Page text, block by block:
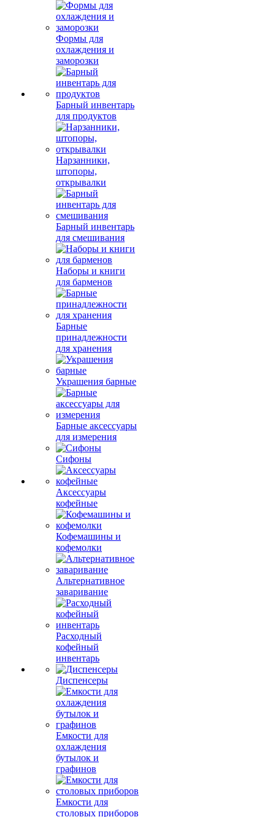
Формы для
охлаждения и
заморозки
Барный инвентарь
для продуктов
Нарзанники,
штопоры,
открывалки
Барный инвентарь
для смешивания
Наборы и книги
для барменов
Барные
принадлежности
для хранения
Украшения барные
Барные аксессуары
для измерения
Сифоны
Аксессуары
кофейные
Кофемашины и
кофемолки
Альтернативное
заваривание
Расходный
кофейный
инвентарь
Диспенсеры
Емкости для
охлаждения
бутылок и
графинов
Емкости для
столовых приборов